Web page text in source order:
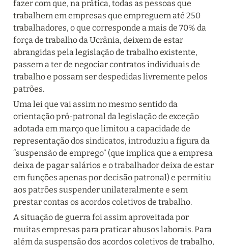
fazer com que, na prática, todas as pessoas que
trabalhem em empresas que empreguem até 250
trabalhadores, o que corresponde a mais de 70% da
força de trabalho da Ucrânia, deixem de estar
abrangidas pela legislação de trabalho existente,
passem a ter de negociar contratos individuais de
trabalho e possam ser despedidas livremente pelos
patrões.
Uma lei que vai assim no mesmo sentido da
orientação pró-patronal da legislação de exceção
adotada em março que limitou a capacidade de
representação dos sindicatos, introduziu a figura da
“suspensão de emprego” (que implica que a empresa
deixa de pagar salários e o trabalhador deixa de estar
em funções apenas por decisão patronal) e permitiu
aos patrões suspender unilateralmente e sem
prestar contas os acordos coletivos de trabalho.
A situação de guerra foi assim aproveitada por
muitas empresas para praticar abusos laborais. Para
além da suspensão dos acordos coletivos de trabalho,